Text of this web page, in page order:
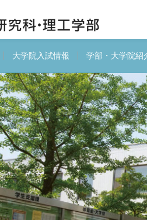
大学院入試情報 学部・大学院紹